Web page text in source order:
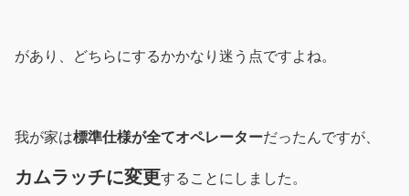
があり、どちらにするかかなり迷う点ですよね。
我が家は標準仕様が全てオペレーターだったんですが、
カムラッチに変更することにしました。